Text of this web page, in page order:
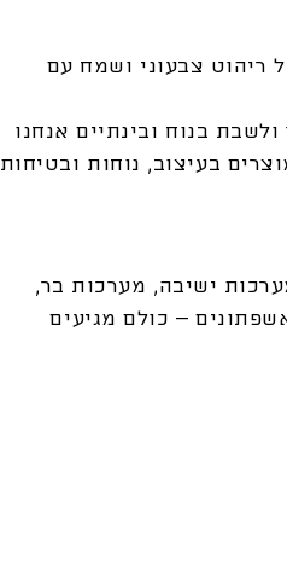
ריהוט צבעוני ושמח עם
בנוח ובינתיים אנחנו
בעיצוב, נוחות ובטיחות
ישיבה, מערכות בר,
– כולם מגיעים